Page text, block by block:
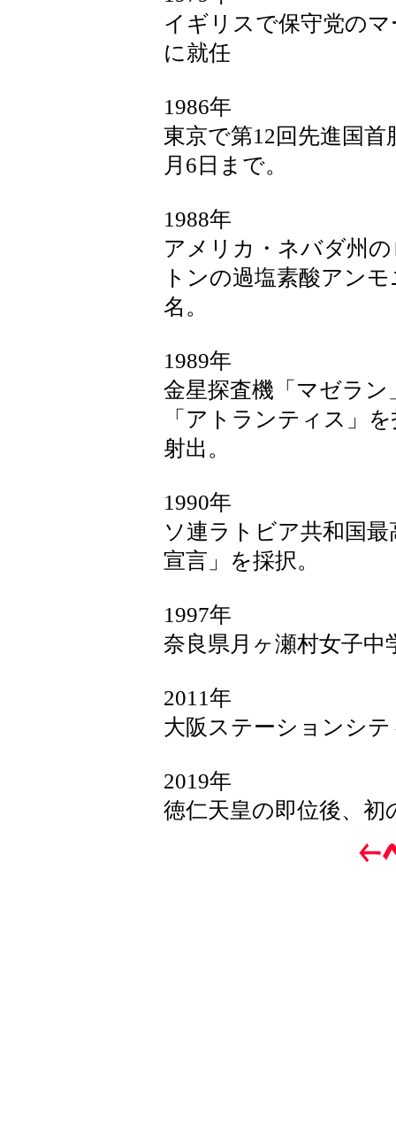
イギリスで保守党の
に就任
1986年
東京で第12回先進国
月6日まで。
1988年
アメリカ・ネバダ州
トンの過塩素酸アン
名。
1989年
金星探査機「マゼラ
「アトランティス」
射出。
1990年
ソ連ラトビア共和国
宣言」を採択。
1997年
奈良県月ヶ瀬村女子中
2011年
大阪ステーションシ
2019年
徳仁天皇の即位後、